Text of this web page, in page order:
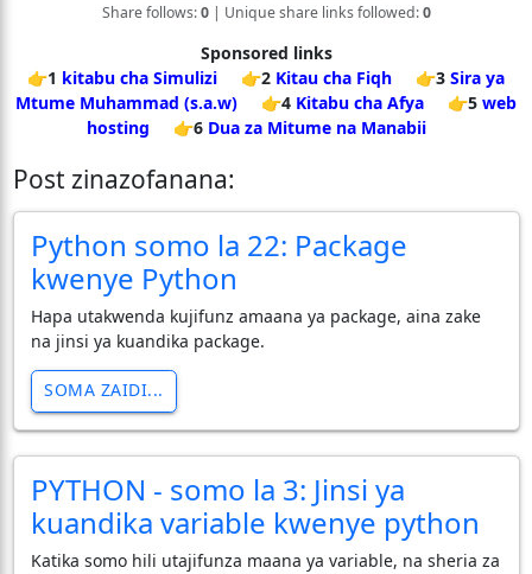
Share follows:0| Unique share links followed:0
Sponsored links
👉1 kitabu cha Simulizi 👉2 Kitau cha Fiqh 👉3 Sira ya
Mtume Muhammad (s.a.w)
👉4 Kitabu cha Afya 👉5 web
hosting
👉6 Dua za Mitume na Manabii
Post zinazofanana:
Python somo la 22: Package
kwenye Python
Hapa utakwenda kujifunz amaana ya package, aina zake
na jinsi ya kuandika package.
SOMA ZAIDI...
PYTHON - somo la 3: Jinsi ya
kuandika variable kwenye python
Katika somo hili utajifunza maana ya variable, na sheria za